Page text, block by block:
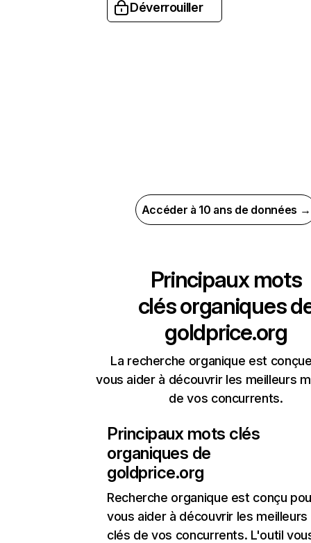
Déverrouiller
Accéder à 10 ans de données →
Principaux mots
clés organiques
goldprice.org
La recherche organique est
vous aider à découvrir les meilleurs
de vos concurrents.
Principaux mots clés
organiques de
goldprice.org
Recherche organique est conçu
vous aider à découvrir les
clés de vos concurrents. L'outil